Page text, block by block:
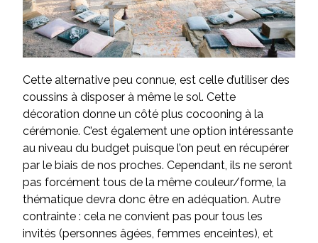
Cette alternative peu connue, est celle d’utiliser des
coussins à disposer à même le sol. Cette
décoration donne un côté plus cocooning à la
cérémonie. C’est également une option intéressante
au niveau du budget puisque l’on peut en récupérer
par le biais de nos proches. Cependant, ils ne seront
pas forcément tous de la même couleur/forme, la
thématique devra donc être en adéquation. Autre
contrainte : cela ne convient pas pour tous les
invités (personnes âgées, femmes enceintes), et